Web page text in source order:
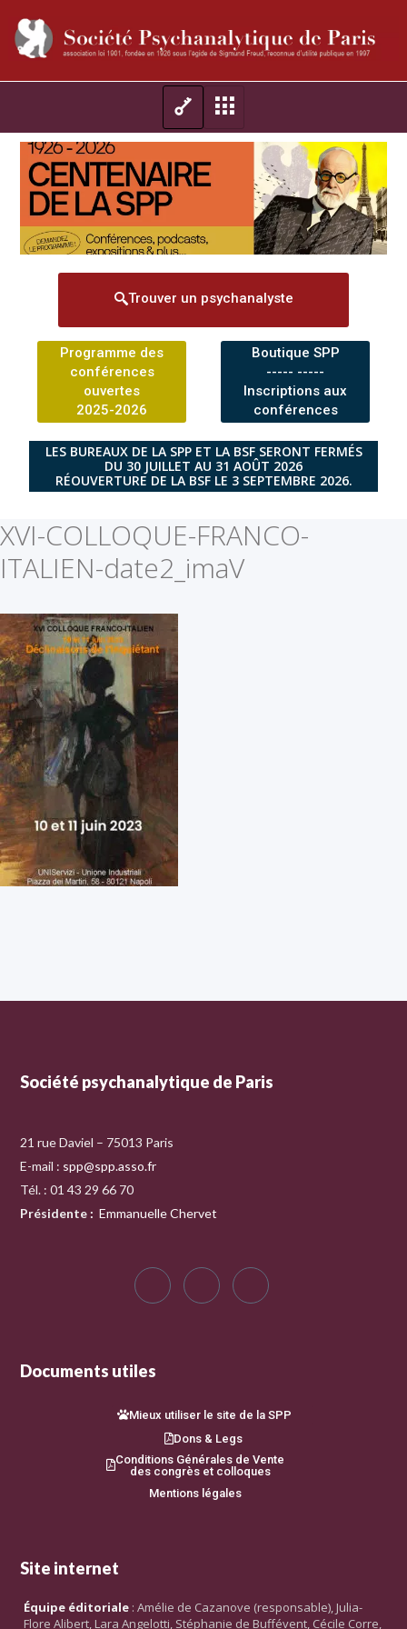
Trouver un psychanalyste
Programme des
conférences
ouvertes
2025-2026
Boutique SPP
----- -----
Inscriptions aux
conférences
LES BUREAUX DE LA SPP ET LA BSF SERONT FERMÉS
DU 30 JUILLET AU 31 AOÛT 2026
RÉOUVERTURE DE LA BSF LE 3 SEPTEMBRE 2026.
XVI-COLLOQUE-FRANCO-
ITALIEN-date2_imaV
Société psychanalytique de Paris
21 rue Daviel – 75013 Paris
E-mail : spp@spp.asso.fr
Tél. : 01 43 29 66 70
Présidente : Emmanuelle Chervet
Documents utiles
Mieux utiliser le site de la SPP
Dons & Legs
Conditions Générales de Vente
des congrès et colloques
Mentions légales
Site internet
Équipe éditoriale : Amélie de Cazanove (responsable), Julia-
Flore Alibert, Lara Angelotti, Stéphanie de Buffévent, Cécile Corre,